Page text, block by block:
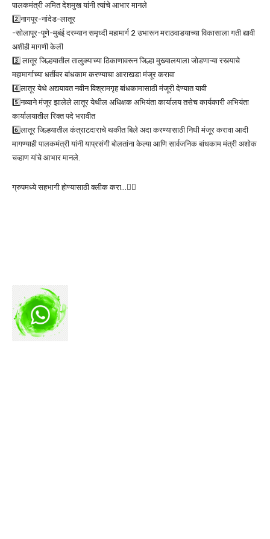
पालकमंत्री अमित देशमुख यांनी त्यांचे आभार मानले
2️⃣नागपूर-नांदेड-लातूर
-सोलापूर-पूणे-मुबंई दरम्यान समृध्दी महामार्ग 2 उभारून मराठवाडयाच्या विकासाला गती द्यावी
अशीही मागणी केली
3️⃣ लातूर जिल्हयातील तालुक्याच्या ठिकाणावरून जिल्हा मुख्यालयाला जोडणाऱ्या रस्त्याचे
महामार्गाच्या धर्तीवर बांधकाम करण्याचा आराखडा मंजूर करावा
4️⃣लातूर येथे अद्ययावत नवीन विश्रामगृह बांधकामासाठी मंजूरी देण्यात यावी
5️⃣नव्याने मंजूर झालेले लातूर येथील अधिक्षक अभियंता कार्यालय तसेच कार्यकारी अभियंता
कार्यालयातील रिक्त पदे भरावीत
6️⃣लातूर जिल्हयातील कंत्राटदाराचे थकीत बिले अदा करण्यासाठी निधी मंजूर करावा आदी
मागण्याही पालकमंत्री यांनी याप्रसंगी बोलतांना केल्या आणि सार्वजनिक बांधकाम मंत्री अशोक
चव्हाण यांचे आभार मानले.
ग्रुपमध्ये सहभागी होण्यासाठी क्लीक करा…👆🏻